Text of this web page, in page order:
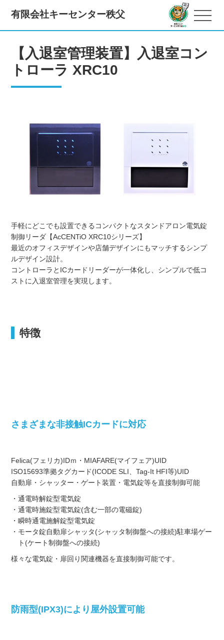
有限会社キーセンター秩父
【入退室管理装置】入退室コン
トローラ XRC10
手軽にどこでも設置できるコンパクトなスタンドアロン電気錠
制御リーダ【AcCENTiO XRC10シリーズ】
最近のオフィスデザインや店舗デザインにもマッチするシンプ
ルデザイン設計。
コントローラとICカードリーダーが一体化し、シンプルで低コ
ストに入退室管理を実現します。
特徴
さまざまな非接触ICカードに対応
Felica(フェリカ)IDｍ・MIAFARE(マイフェア)UID
ISO15693準拠タグカード(ICODE SLI、Tag-It HFI等)UID
自動扉・シャッター・ゲート装置・電気錠等を直接制御可能
・通電時解錠型電気錠
・通電時施錠型電気錠(含む一部の電磁錠)
・瞬時通電施解錠型電気錠
・モータ錠自動扉シャッタ(シャッタ制御盤への接続)駐車場ゲー
ト(ケート制御盤への接続)
様々な電気錠・扉回り関連機器を直接制御可能です。
防雨型(IPX3)により屋外設置可能